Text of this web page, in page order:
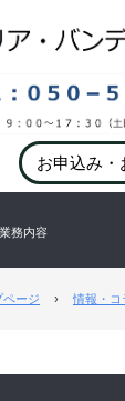
お申込み・
業務内容
ージ › 情報・コ